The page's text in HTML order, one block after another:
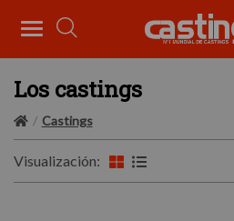
Los castings
Castings
Visualización: